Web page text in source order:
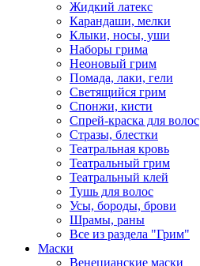
Жидкий латекс
Карандаши, мелки
Клыки, носы, уши
Наборы грима
Неоновый грим
Помада, лаки, гели
Светящийся грим
Спонжи, кисти
Спрей-краска для волос
Стразы, блестки
Театральная кровь
Театральный грим
Театральный клей
Тушь для волос
Усы, бороды, брови
Шрамы, раны
Все из раздела "Грим"
Маски
Венецианские маски